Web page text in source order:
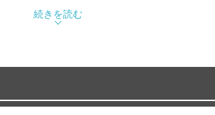
ネタはご来店してからのお楽しみ♪お
つまみも充実しております。日替わり
続きを読む